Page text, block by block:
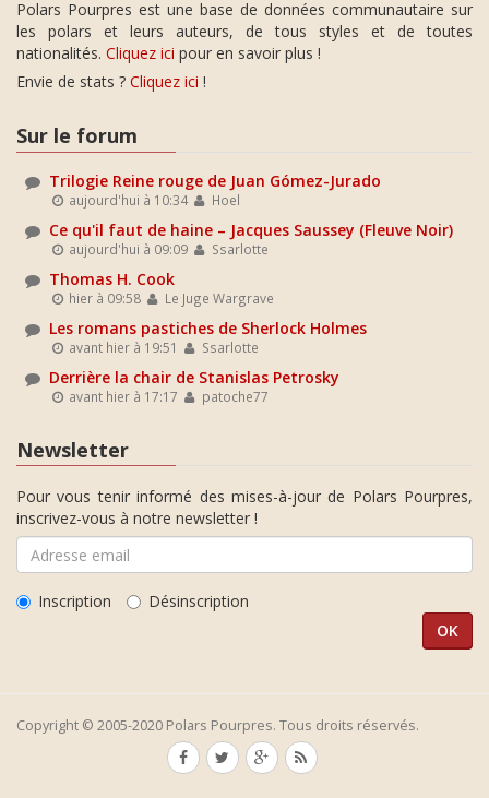
Polars Pourpres est une base de données communautaire sur
les polars et leurs auteurs, de tous styles et de toutes
nationalités. Cliquez ici pour en savoir plus !
Envie de stats ? Cliquez ici !
Sur le forum
Trilogie Reine rouge de Juan Gómez-Jurado
aujourd'hui à 10:34 Hoel
Ce qu'il faut de haine – Jacques Saussey (Fleuve Noir)
aujourd'hui à 09:09 Ssarlotte
Thomas H. Cook
hier à 09:58 Le Juge Wargrave
Les romans pastiches de Sherlock Holmes
avant hier à 19:51 Ssarlotte
Derrière la chair de Stanislas Petrosky
avant hier à 17:17 patoche77
Newsletter
Pour vous tenir informé des mises-à-jour de Polars Pourpres,
inscrivez-vous à notre newsletter !
Inscription Désinscription
Copyright © 2005-2020 Polars Pourpres. Tous droits réservés.